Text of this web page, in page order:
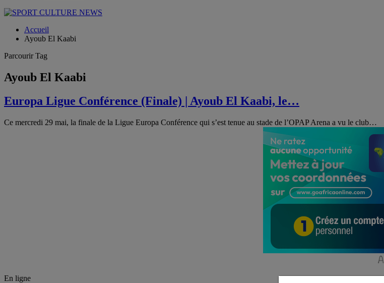
Accueil
Ayoub El Kaabi
Parcourir Tag
Ayoub El Kaabi
Europa Ligue Conférence (Finale) | Ayoub El Kaabi, le…
Ce mercredi 29 mai, la finale de la Ligue Europa Conférence qui s’est tenue au stade de l’OPAP Arena a vu le club…
En ligne